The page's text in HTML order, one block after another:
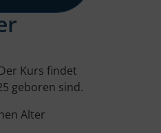
Kurs findet
geboren sind.
Alter